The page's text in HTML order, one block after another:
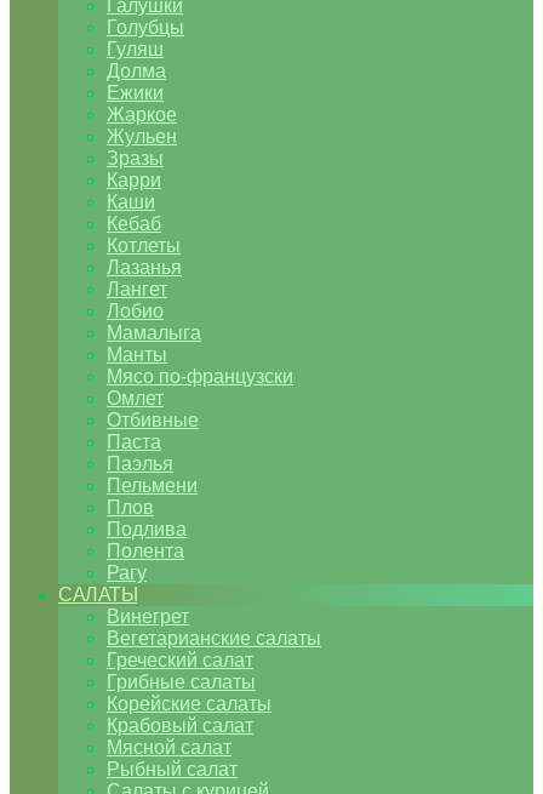
Галушки
Голубцы
Гуляш
Долма
Ежики
Жаркое
Жульен
Зразы
Карри
Каши
Кебаб
Котлеты
Лазанья
Лангет
Лобио
Мамалыга
Манты
Мясо по-французски
Омлет
Отбивные
Паста
Паэлья
Пельмени
Плов
Подлива
Полента
Рагу
САЛАТЫ
Винегрет
Вегетарианские салаты
Греческий салат
Грибные салаты
Корейские салаты
Крабовый салат
Мясной салат
Рыбный салат